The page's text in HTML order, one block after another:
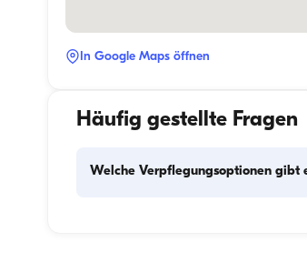
In Google Maps öffnen
Häufig gestellte Fragen
Welche Verpflegungsoptionen gibt